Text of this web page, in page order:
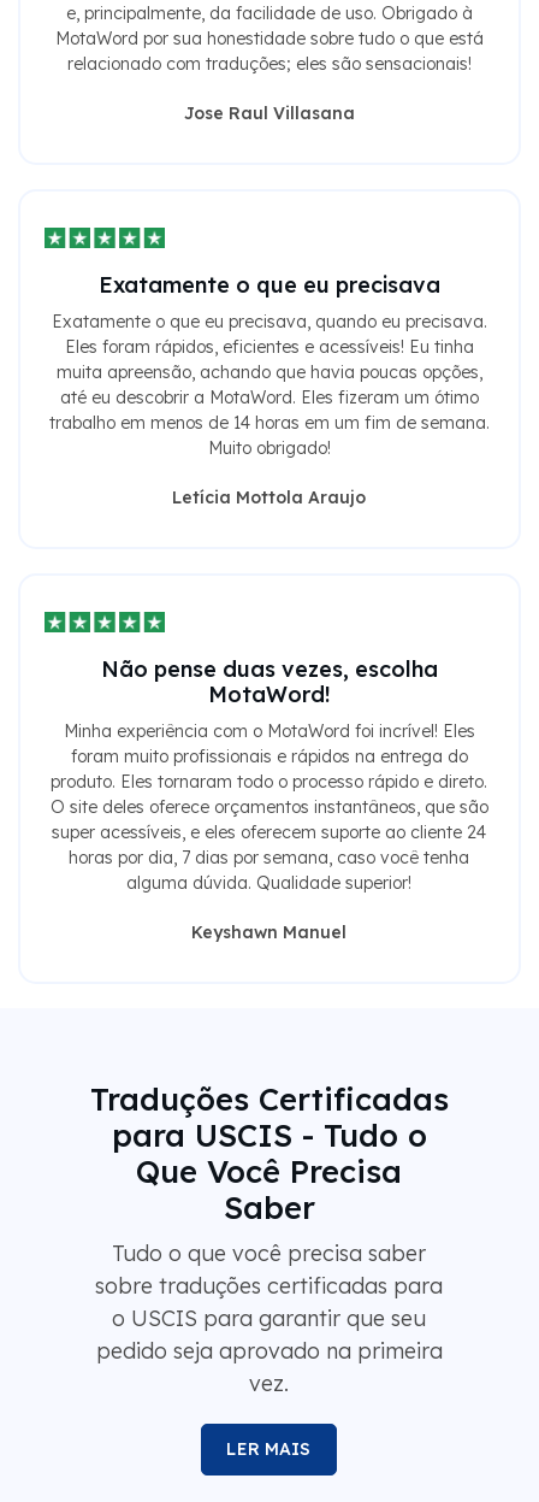
e, principalmente, da facilidade de uso. Obrigado à
MotaWord por sua honestidade sobre tudo o que está
relacionado com traduções; eles são sensacionais!
Jose Raul Villasana
Exatamente o que eu precisava
Exatamente o que eu precisava, quando eu precisava.
Eles foram rápidos, eficientes e acessíveis! Eu tinha
muita apreensão, achando que havia poucas opções,
até eu descobrir a MotaWord. Eles fizeram um ótimo
trabalho em menos de 14 horas em um fim de semana.
Muito obrigado!
Letícia Mottola Araujo
Não pense duas vezes, escolha
MotaWord!
Minha experiência com o MotaWord foi incrível! Eles
foram muito profissionais e rápidos na entrega do
produto. Eles tornaram todo o processo rápido e direto.
O site deles oferece orçamentos instantâneos, que são
super acessíveis, e eles oferecem suporte ao cliente 24
horas por dia, 7 dias por semana, caso você tenha
alguma dúvida. Qualidade superior!
Keyshawn Manuel
Traduções Certificadas
para USCIS - Tudo o
Que Você Precisa
Saber
Tudo o que você precisa saber
sobre traduções certificadas para
o USCIS para garantir que seu
pedido seja aprovado na primeira
vez.
LER MAIS